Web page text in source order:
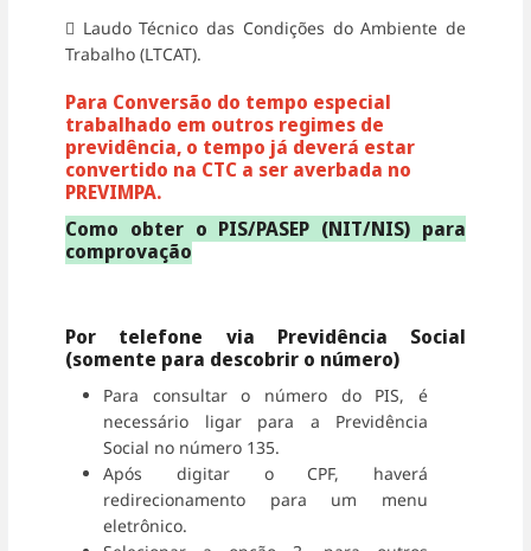
 Laudo Técnico das Condições do Ambiente de
Trabalho (LTCAT).
Para Conversão do tempo especial
trabalhado em outros regimes de
previdência, o tempo já deverá estar
convertido na CTC a ser averbada no
PREVIMPA.
Como obter o PIS/PASEP (NIT/NIS) para
comprovação
Por telefone via Previdência Social
(somente para descobrir o número)
Para consultar o número do PIS, é
necessário ligar para a Previdência
Social no número 135.
Após digitar o CPF, haverá
redirecionamento para um menu
eletrônico.